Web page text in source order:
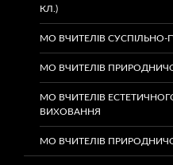
КЛ.)
МО ВЧИТЕЛІВ СУСПІЛЬНО-
МО ВЧИТЕЛІВ
МО ВЧИТЕЛІВ
ВИХОВАННЯ
МО ВЧИТЕЛІВ